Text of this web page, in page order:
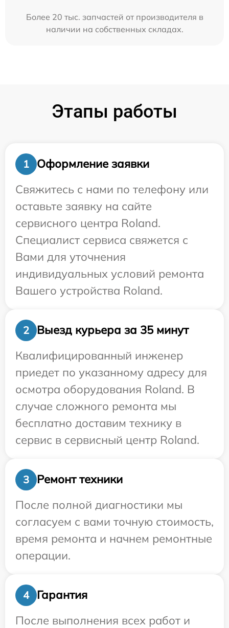
Более 20 тыс. запчастей от производителя в
наличии на собственных складах.
Этапы работы
1
Оформление заявки
Свяжитесь с нами по телефону или
оставьте заявку на сайте
сервисного центра Roland.
Специалист сервиса свяжется с
Вами для уточнения
индивидуальных условий ремонта
Вашего устройства Roland.
2
Выезд курьера за 35 минут
Квалифицированный инженер
приедет по указанному адресу для
осмотра оборудования Roland. В
случае сложного ремонта мы
бесплатно доставим технику в
сервис в сервисный центр Roland.
3
Ремонт техники
После полной диагностики мы
согласуем с вами точную стоимость,
время ремонта и начнем ремонтные
операции.
4
Гарантия
После выполнения всех работ и